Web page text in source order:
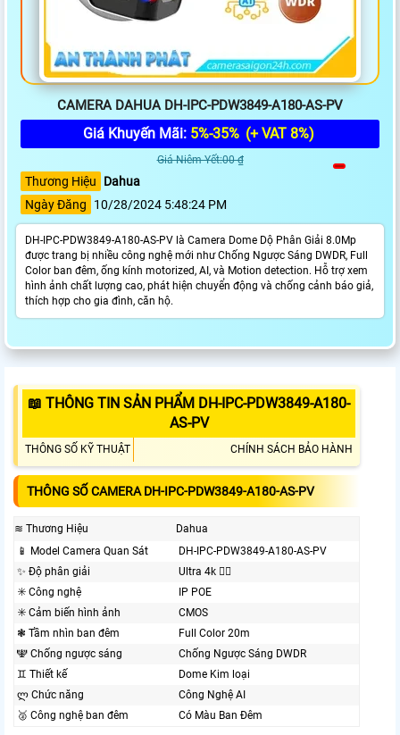
CAMERA DAHUA DH-IPC-PDW3849-A180-AS-PV
Giá Khuyến Mãi: 5%-35% (+ VAT 8%)
Giá Niêm Yết:00 ₫
Thương Hiệu
Dahua
Ngày Đăng
10/28/2024 5:48:24 PM
DH-IPC-PDW3849-A180-AS-PV là Camera Dome Dộ Phân Giải 8.0Mp
được trang bị nhiều công nghệ mới như Chống Ngược Sáng DWDR, Full
Color ban đêm, ống kính motorized, AI, và Motion detection. Hỗ trợ xem
hình ảnh chất lượng cao, phát hiện chuyển động và chống cảnh báo giả,
thích hợp cho gia đình, căn hộ.
📖 THÔNG TIN SẢN PHẨM DH-IPC-PDW3849-A180-
AS-PV
THÔNG SỐ KỸ THUẬT CHÍNH SÁCH BẢO HÀNH
THÔNG SỐ CAMERA DH-IPC-PDW3849-A180-AS-PV
≋ Thương Hiệu
Dahua
📱 Model Camera Quan Sát
DH-IPC-PDW3849-A180-AS-PV
✨ Độ phân giải
Ultra 4k 👍🏾
✳️ Công nghệ
IP POE
✳️ Cảm biến hình ảnh
CMOS
❃ Tầm nhìn ban đêm
Full Color 20m
🕎 Chống ngược sáng
Chống Ngược Sáng DWDR
♊ Thiết kế
Dome Kim loại
ლ Chức năng
Công Nghệ AI
🥈️ Công nghệ ban đêm
Có Màu Ban Ðêm